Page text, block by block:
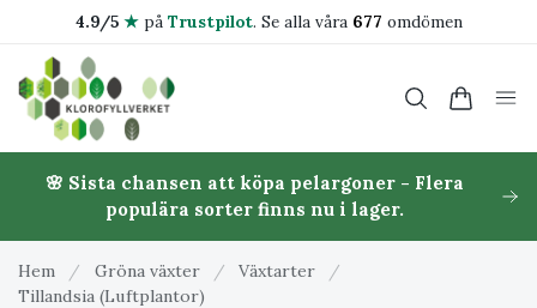
4.9/5 ★på Trustpilot. Se alla våra 677 omdömen
🌸 Sista chansen att köpa pelargoner - Flera
populära sorter finns nu i lager.
Hem / Gröna växter / Växtarter
/
Tillandsia (Luftplantor)